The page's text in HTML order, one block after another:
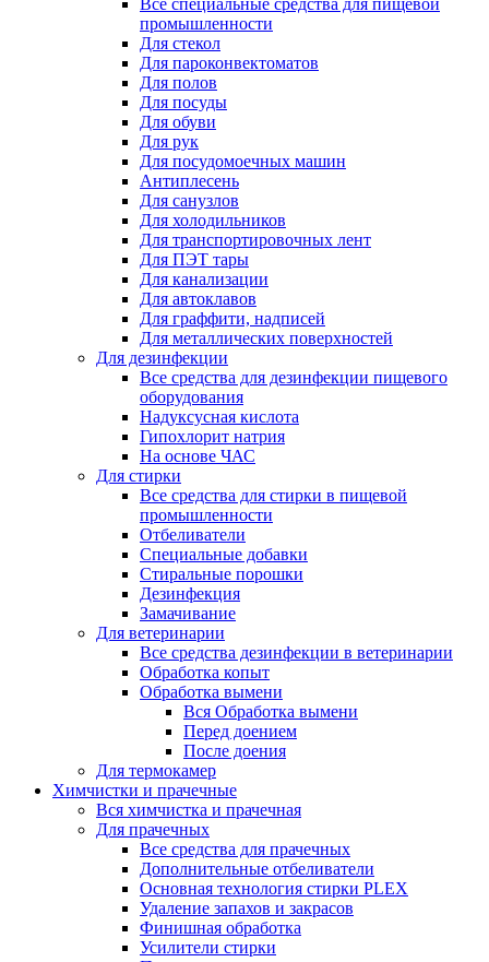
Все специальные средства для пищевой
промышленности
Для стекол
Для пароконвектоматов
Для полов
Для посуды
Для обуви
Для рук
Для посудомоечных машин
Антиплесень
Для санузлов
Для холодильников
Для транспортировочных лент
Для ПЭТ тары
Для канализации
Для автоклавов
Для граффити, надписей
Для металлических поверхностей
Для дезинфекции
Все средства для дезинфекции пищевого
оборудования
Надуксусная кислота
Гипохлорит натрия
На основе ЧАС
Для стирки
Все средства для стирки в пищевой
промышленности
Отбеливатели
Специальные добавки
Стиральные порошки
Дезинфекция
Замачивание
Для ветеринарии
Все средства дезинфекции в ветеринарии
Обработка копыт
Обработка вымени
Вся Обработка вымени
Перед доением
После доения
Для термокамер
Химчистки и прачечные
Вся химчистка и прачечная
Для прачечных
Все средства для прачечных
Дополнительные отбеливатели
Основная технология стирки PLEX
Удаление запахов и закрасов
Финишная обработка
Усилители стирки